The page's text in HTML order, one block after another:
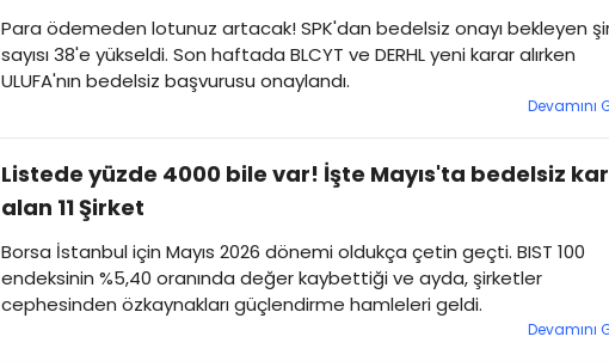
Para ödemeden lotunuz artacak! SPK'dan bedelsiz onayı bekleyen
sayısı 38'e yükseldi. Son haftada BLCYT ve DERHL yeni karar alırken
ULUFA'nın bedelsiz başvurusu onaylandı.
Devamını
Listede yüzde 4000 bile var! İşte Mayıs'ta bedelsiz
alan 11 Şirket
Borsa İstanbul için Mayıs 2026 dönemi oldukça çetin geçti. BIST 100
endeksinin %5,40 oranında değer kaybettiği ve ayda, şirketler
cephesinden özkaynakları güçlendirme hamleleri geldi.
Devamını